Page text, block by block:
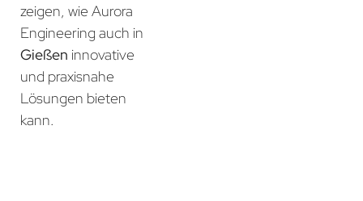
zeigen, wie Aurora
Engineering auch in
Gießen innovative
und praxisnahe
Lösungen bieten
kann.